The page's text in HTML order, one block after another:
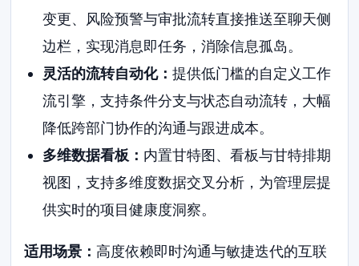
变更、风险预警与审批流转直接推送至聊天侧
边栏，实现消息即任务，消除信息孤岛。
灵活的流转自动化： 提供低门槛的自定义工作
流引擎，支持条件分支与状态自动流转，大幅
降低跨部门协作的沟通与跟进成本。
多维数据看板： 内置甘特图、看板与甘特排期
视图，支持多维度数据交叉分析，为管理层提
供实时的项目健康度洞察。
适用场景：高度依赖即时沟通与敏捷迭代的互联